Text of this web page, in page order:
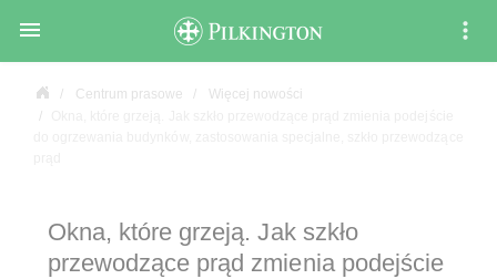

Centrum prasowe
Więcej nowości
Okna, które grzeją. Jak szkło
przewodzące prąd zmienia podejście